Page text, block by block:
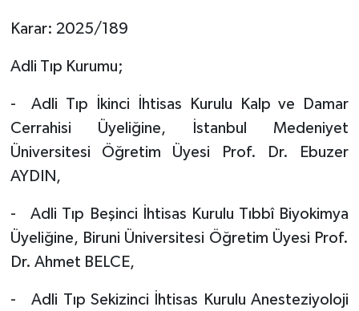
Karar: 2025/189
Adli Tıp Kurumu;
- Adli Tıp İkinci İhtisas Kurulu Kalp ve Damar
Cerrahisi Üyeliğine, İstanbul Medeniyet
Üniversitesi Öğretim Üyesi Prof. Dr. Ebuzer
AYDIN,
- Adli Tıp Beşinci İhtisas Kurulu Tıbbî Biyokimya
Üyeliğine, Biruni Üniversitesi Öğretim Üyesi Prof.
Dr. Ahmet BELCE,
- Adli Tıp Sekizinci İhtisas Kurulu Anesteziyoloji